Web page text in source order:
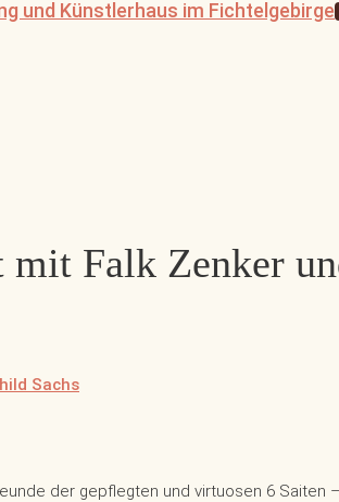
mit Falk Zenker
Sachs
der gepflegten und virtuosen 6 Saiten